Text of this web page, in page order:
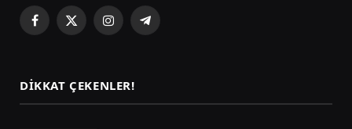
Facebook
X
InstagramTelegram
DIKKAT ÇEKENLER!